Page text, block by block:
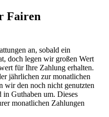
Fairen
an, sobald ein
doch legen wir großen Wert
für Ihre Zahlung erhalten.
jährlichen zur monatlichen
wir den noch nicht genutzten
in Guthaben um. Dieses
monatlichen Zahlungen